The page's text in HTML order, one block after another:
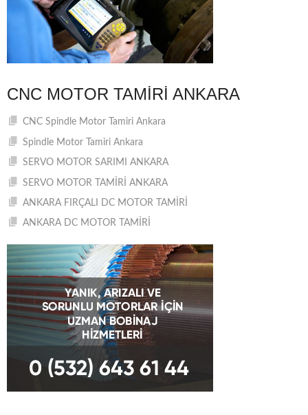
CNC MOTOR TAMIRI ANKARA
CNC Spindle Motor Tamiri Ankara
Spindle Motor Tamiri Ankara
SERVO MOTOR SARIMI ANKARA
SERVO MOTOR TAMİRİ ANKARA
ANKARA FIRÇALI DC MOTOR TAMİRİ
ANKARA DC MOTOR TAMİRİ